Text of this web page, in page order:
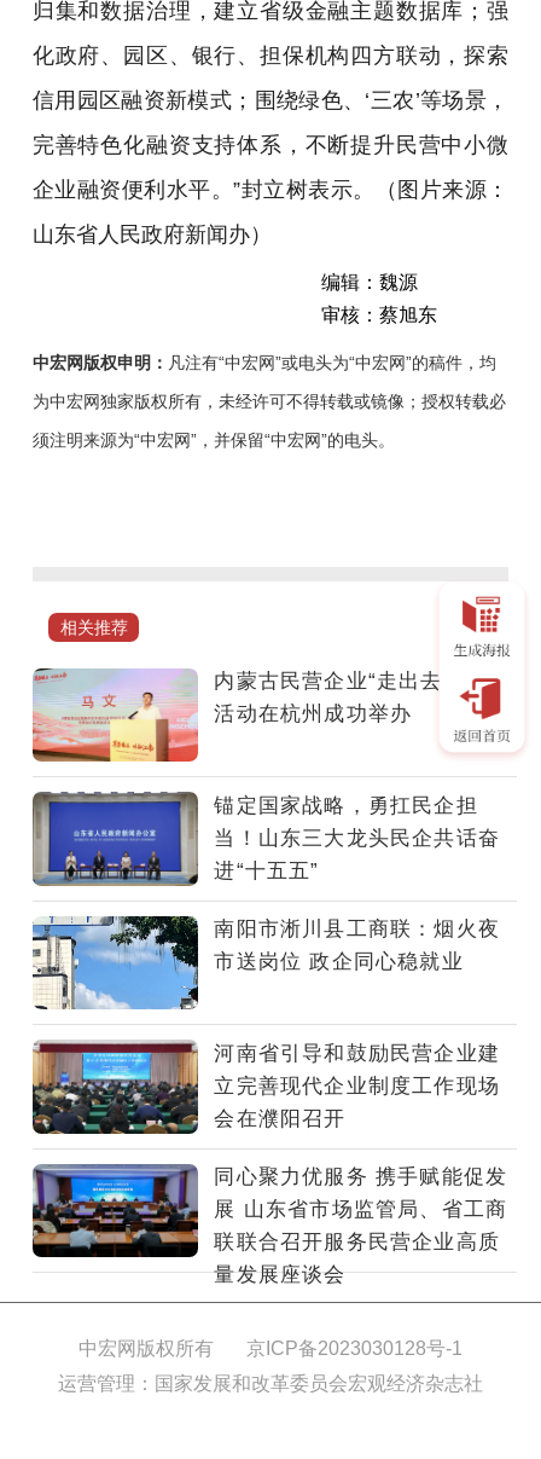
归集和数据治理，建立省级金融主题数据库；强
化政府、园区、银行、担保机构四方联动，探索
信用园区融资新模式；围绕绿色、‘三农’等场景，
完善特色化融资支持体系，不断提升民营中小微
企业融资便利水平。”封立树表示。（图片来源：
山东省人民政府新闻办）
编辑：魏源
审核：蔡旭东
中宏网版权申明： 凡注有“中宏网”或电头为“中宏网”的稿件，均
为中宏网独家版权所有，未经许可不得转载或镜像；授权转载必
须注明来源为“中宏网”，并保留“中宏网”的电头。
上
午，
山
东
省
人
民
政
府
新
闻
办
召
开
新
闻
发
布
会，
邀
请
山
相关推荐
内蒙古民营企业“走出去”对接
活动在杭州成功举办
锚定国家战略，勇扛民企担
当！山东三大龙头民企共话奋
进“十五五”
南阳市淅川县工商联：烟火夜
市送岗位 政企同心稳就业
河南省引导和鼓励民营企业建
立完善现代企业制度工作现场
会在濮阳召开
同心聚力优服务 携手赋能促发
展 山东省市场监管局、省工商
联联合召开服务民营企业高质
量发展座谈会
中宏网版权所有
京ICP备2023030128号-1
运营管理：国家发展和改革委员会宏观经济杂志社